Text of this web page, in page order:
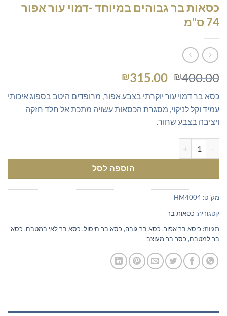
כסאות בר גבוהים במיוחד -דמוי עור אפור
74 ס"מ
₪400.00
המחיר
היה:
₪400.00.
₪315.00
הוא:
₪315.00.
כסא בר דמוי עור יוקרתי בצבע אפור, מרופדים היטב בספוג איכותי
עמיד וקל לניקוי, מסגרת הכסאות עשויה מתכת אל חלד חזקה
ויציבה בצבע שחור.
הוספה לסל
מק"ט: HM4004
קטגוריה: כסאות בר
תגיות: כיסא בר אפור, כסא בר גובה, כסא בר חיסול, כסא בר לאי במטבח, כסא
בר למטבח, כסר בר מעוצב